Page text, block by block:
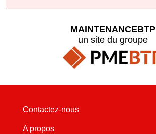
MAINTENANCEBTP
un site du groupe
Contactez-nous
A propos